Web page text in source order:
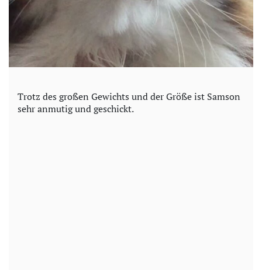
Trotz des großen Gewichts und der Größe ist Samson
sehr anmutig und geschickt.